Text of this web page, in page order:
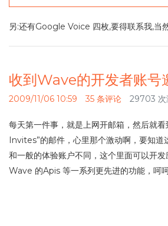
另:还有Google Voice 四枚,要得联系我,当
收到Wave的开发者账号
2009/11/06 10:59 35 条评论 29703 次
每天第一件事，就是上网开邮箱，然后就
Invites”的邮件，心里那个激动啊，要知道
和一般的体验账户不同，这个里面可以开
Wave 的Apis 等一系列更先进的功能，呵